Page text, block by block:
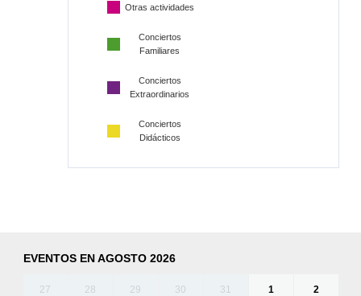
Otras actividades
Conciertos
Familiares
Conciertos
Extraordinarios
Conciertos
Didácticos
EVENTOS EN AGOSTO 2026
27 28 29 30 31 1 2